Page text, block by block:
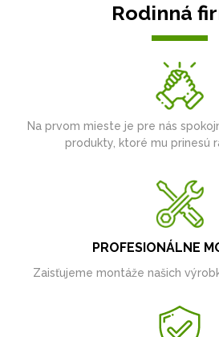
Rodinná
Na prvom mieste je pre nás
produkty, ktoré mu prinesú
PROFESIONÁLNE
Zaisťujeme montáže našich